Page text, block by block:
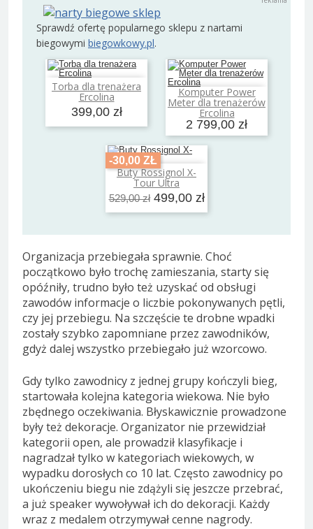
Sprawdź ofertę popularnego sklepu z nartami
biegowymi biegowkowy.pl.
Torba dla trenażera
Ercolina
399,00 zł
Dodaj do koszyka Komputer Power
Meter dla trenażerów
Ercolina
2 799,00 zł
Dodaj do koszyka
-30,00 ZŁ
Buty Rossignol X-
Tour Ultra
529,00 zł 499,00 zł
Dodaj do koszyka
Organizacja przebiegała sprawnie. Choć
początkowo było trochę zamieszania, starty się
opóźniły, trudno było też uzyskać od obsługi
zawodów informacje o liczbie pokonywanych pętli,
czy jej przebiegu. Na szczęście te drobne wpadki
zostały szybko zapomniane przez zawodników,
gdyż dalej wszystko przebiegało już wzorcowo.
Gdy tylko zawodnicy z jednej grupy kończyli bieg,
startowała kolejna kategoria wiekowa. Nie było
zbędnego oczekiwania. Błyskawicznie prowadzone
były też dekoracje. Organizator nie przewidział
kategorii open, ale prowadził klasyfikacje i
nagradzał tylko w kategoriach wiekowych, w
wypadku dorosłych co 10 lat. Często zawodnicy po
ukończeniu biegu nie zdążyli się jeszcze przebrać,
a już speaker wywoływał ich do dekoracji. Każdy
wraz z medalem otrzymywał cenne nagrody.